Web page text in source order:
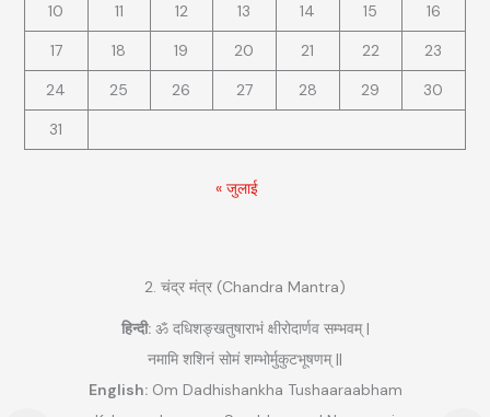
10 11 12 13 14 15
16
17
18 19 20 21 22
23
24
25 26 27 28 29
30
31
« जुलाई
2. चंद्र मंत्र (Chandra Mantra)
हिन्दी:ॐ दधिशङ्खतुषाराभं क्षीरोदार्णव सम्भवम् |
नमामि शशिनं सोमं शम्भोर्मुकुटभूषणम् ||
English:Om Dadhishankha Tushaaraabham